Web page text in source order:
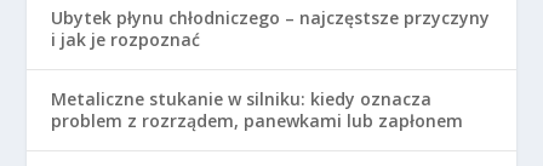
Ubytek płynu chłodniczego – najczęstsze przyczyny
i jak je rozpoznać
Metaliczne stukanie w silniku: kiedy oznacza
problem z rozrządem, panewkami lub zapłonem